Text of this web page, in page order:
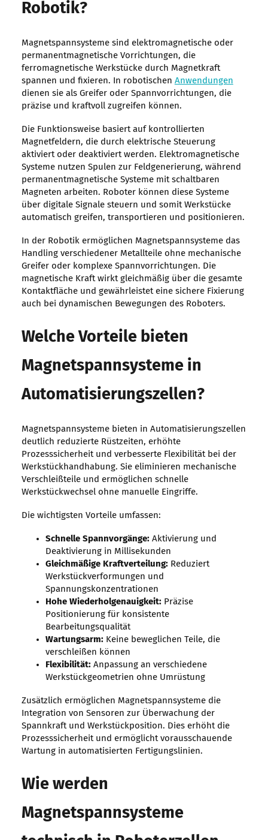
Robotik?
Magnetspannsysteme sind elektromagnetische oder
permanentmagnetische Vorrichtungen, die
ferromagnetische Werkstücke durch Magnetkraft
spannen und fixieren. In robotischen Anwendungen
dienen sie als Greifer oder Spannvorrichtungen, die
präzise und kraftvoll zugreifen können.
Die Funktionsweise basiert auf kontrollierten
Magnetfeldern, die durch elektrische Steuerung
aktiviert oder deaktiviert werden. Elektromagnetische
Systeme nutzen Spulen zur Feldgenerierung, während
permanentmagnetische Systeme mit schaltbaren
Magneten arbeiten. Roboter können diese Systeme
über digitale Signale steuern und somit Werkstücke
automatisch greifen, transportieren und positionieren.
In der Robotik ermöglichen Magnetspannsysteme das
Handling verschiedener Metallteile ohne mechanische
Greifer oder komplexe Spannvorrichtungen. Die
magnetische Kraft wirkt gleichmäßig über die gesamte
Kontaktfläche und gewährleistet eine sichere Fixierung
auch bei dynamischen Bewegungen des Roboters.
Welche Vorteile bieten
Magnetspannsysteme in
Automatisierungszellen?
Magnetspannsysteme bieten in Automatisierungszellen
deutlich reduzierte Rüstzeiten, erhöhte
Prozesssicherheit und verbesserte Flexibilität bei der
Werkstückhandhabung. Sie eliminieren mechanische
Verschleißteile und ermöglichen schnelle
Werkstückwechsel ohne manuelle Eingriffe.
Die wichtigsten Vorteile umfassen:
Schnelle Spannvorgänge:Aktivierung und
Deaktivierung in Millisekunden
Gleichmäßige Kraftverteilung:Reduziert
Werkstückverformungen und
Spannungskonzentrationen
Hohe Wiederholgenauigkeit:Präzise
Positionierung für konsistente
Bearbeitungsqualität
Wartungsarm:Keine beweglichen Teile, die
verschleißen können
Flexibilität:Anpassung an verschiedene
Werkstückgeometrien ohne Umrüstung
Zusätzlich ermöglichen Magnetspannsysteme die
Integration von Sensoren zur Überwachung der
Spannkraft und Werkstückposition. Dies erhöht die
Prozesssicherheit und ermöglicht vorausschauende
Wartung in automatisierten Fertigungslinien.
Wie werden
Magnetspannsysteme